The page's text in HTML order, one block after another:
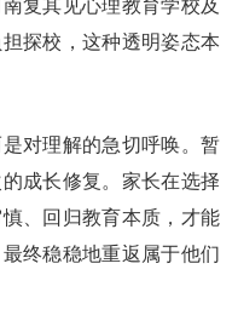
复其见心理教育学校及
探校，这种透明姿态本
对理解的急切呼唤。暂
成长修复。家长在选择
、回归教育本质，才能
终稳稳地重返属于他们